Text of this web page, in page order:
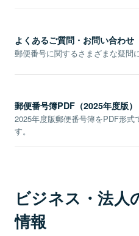
よくあるご質問・お問い合わせ
郵便番号に関するさまざまな疑問
郵便番号簿PDF（2025年度版）
2025年度版郵便番号簿をPDF形式
す。
ビジネス・法人
情報